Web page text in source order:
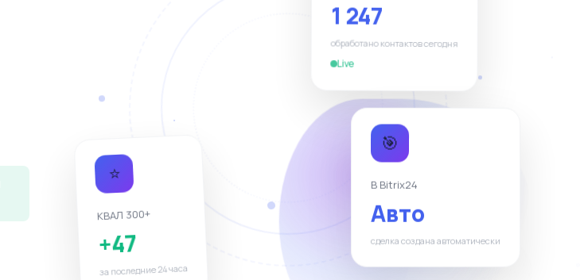
1 247
обработано контактов сегодня
Live
⭐
КВАЛ 300+
+47
🎯
В Bitrix24
Авто